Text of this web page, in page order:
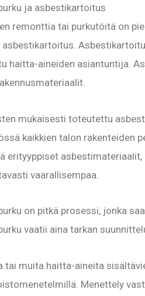
ja asbestikartoitus
remonttia tai purkutöitä on
haitta-aineiden asiantuntija.
mukaisesti toteutettu
kaikkien talon rakenteiden
erityyppiset
vaarallisempaa.
on pitkä prosessi, jonka
vaatii aina tarkan
tai muita haitta-aineita
Menettely